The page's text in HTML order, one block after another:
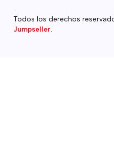
Todos los derechos
Jumpseller